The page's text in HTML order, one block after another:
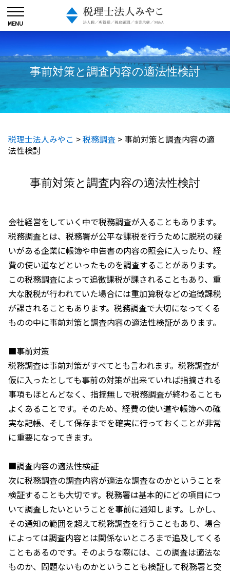
事前対策と調査内容の適法性検討
税理士法人みやこ >税務調査 > 事前対策と調査内容の適
法性検討
事前対策と調査内容の適法性検討
会社経営をしていく中で税務調査が入ることもあります。
税務調査とは、税務署が公平な課税を行うために脱税の疑
いがある企業に帳簿や申告書の内容の照会に入ったり、経
費の使い道などといったものを調査することがあります。
この税務調査によって追徴課税が課されることもあり、重
大な脱税が行われていた場合には重加算税などの追徴課税
が課されることもあります。税務調査で大切になってくる
ものの中に事前対策と調査内容の適法性検証があります。
■事前対策
税務調査は事前対策がすべてとも言われます。税務調査が
仮に入ったとしても事前の対策が出来ていれば指摘される
事項もほとんどなく、指摘無しで税務調査が終わることも
よくあることです。そのため、経費の使い道や帳簿への確
実な記帳、そして保存までを確実に行っておくことが非常
に重要になってきます。
■調査内容の適法性検証
次に税務調査の調査内容が適法な調査なのかということを
検証することも大切です。税務署は基本的にどの項目につ
いて調査したいということを事前に通知します。しかし、
その通知の範囲を超えて税務調査を行うこともあり、場合
によっては調査内容とは関係ないところまで追及してくる
こともあるのです。そのような際には、この調査は適法な
ものか、問題ないものかということも検証して税務署と交